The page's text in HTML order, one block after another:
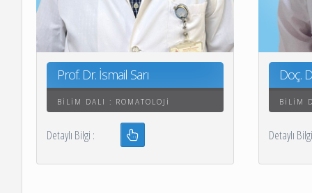
İş ve Meslek
Kardiyoloji Aritmi
Uyku Bozuklukları
Klinik Araştırmalar
Prof. Dr. İsmail Sarı
BILIM DALI : ROMATOLOJI
Detaylı Bilgi :
Doç.
BILIM
Detaylı